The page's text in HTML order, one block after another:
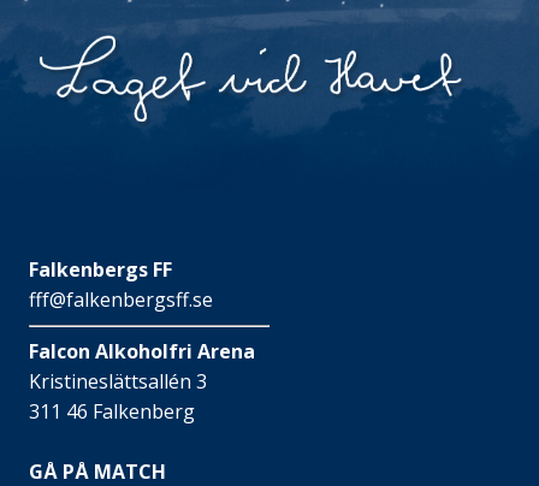
Falkenbergs FF
fff@falkenbergsff.se
Falcon Alkoholfri Arena
Kristineslättsallén 3
311 46 Falkenberg
GÅ PÅ MATCH